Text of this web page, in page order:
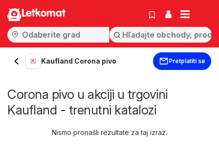
Letkomat
Kaufland Corona pivo Pretplatiti se
Corona pivo u akciji u trgovini
Kaufland - trenutni katalozi
Nismo pronašli rezultate za taj izraz.